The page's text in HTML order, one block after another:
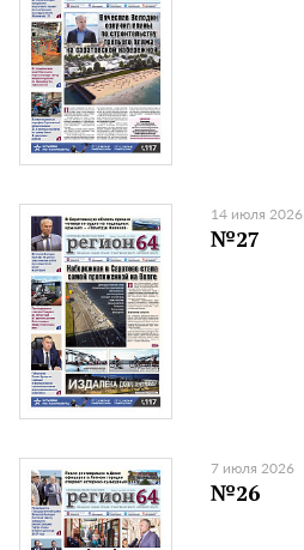
14 июля 2026
№27
7 июля 2026
№26